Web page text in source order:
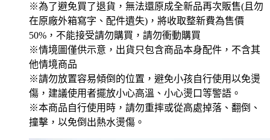
※為了避免買了退貨，無法還原成全新品再次販售(且勿
在原廠外箱寫字、配件遺失)，將收取整新費為售價
50%，不能接受請勿購買，請勿衝動購買
※情境圖僅供示意，出貨只包含商品本身配件，不含其
他情境商品
※請勿放置容易傾倒的位置，避免小孩自行使用以免燙
傷，建議使用者擺放小心高溫、小心燙口等警語。
※本商品自行使用時，請勿重摔或從高處掉落、翻倒、
撞擊，以免倒出熱水燙傷。